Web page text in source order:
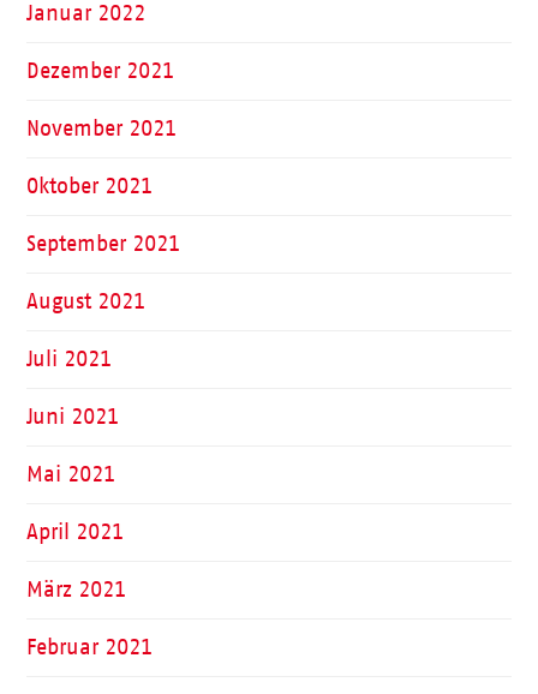
Januar 2022
Dezember 2021
November 2021
Oktober 2021
September 2021
August 2021
Juli 2021
Juni 2021
Mai 2021
April 2021
März 2021
Februar 2021